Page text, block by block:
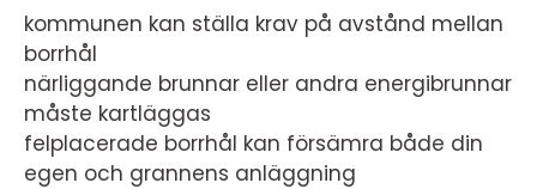
kommunen kan ställa krav på avstånd mellan
borrhål
närliggande brunnar eller andra energibrunnar
måste kartläggas
felplacerade borrhål kan försämra både din
egen och grannens anläggning